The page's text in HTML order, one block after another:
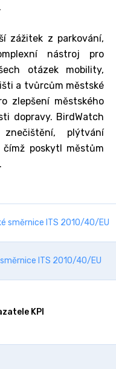
zážitek z parkování,
nástroj pro
otázek mobility,
a tvůrcům městské
zlepšení městského
dopravy. BirdWatch
plýtvání
poskytl městům
směrnice ITS 2010/40/EU
ITS 2010/40/EU
KPI